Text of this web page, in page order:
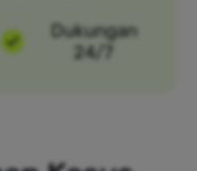
Dukungan
24/7